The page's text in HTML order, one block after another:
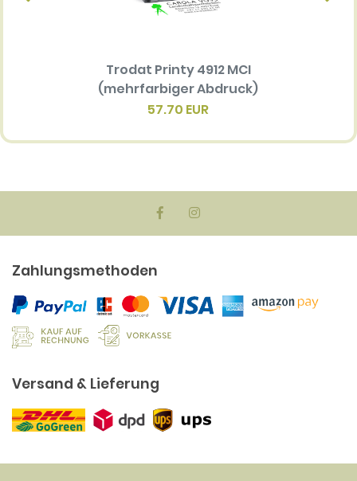
Trodat Printy 4912 MCI
(mehrfarbiger Abdruck)
57.70 EUR
Zahlungsmethoden
Versand & Lieferung